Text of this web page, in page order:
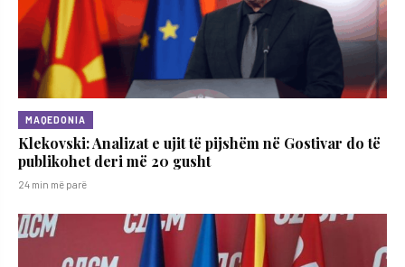
MAQEDONIA
Klekovski: Analizat e ujit të pijshëm në Gostivar do të
publikohet deri më 20 gusht
24 min më parë